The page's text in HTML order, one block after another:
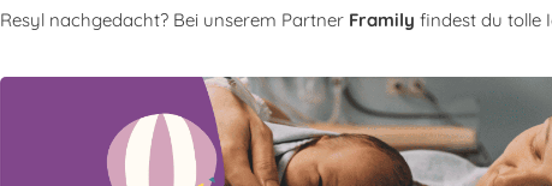
Resyl nachgedacht? Bei unserem Partner Framily findest du tolle